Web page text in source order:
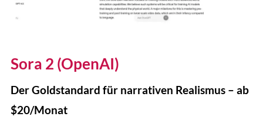
Sora 2 (OpenAI)
Der Goldstandard für narrativen Realismus – ab
$20/Monat